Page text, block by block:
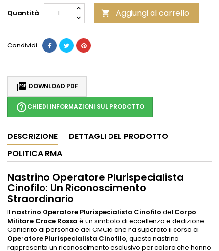
Quantità  Aggiungi al carrello
Condividi
 DOWNLOAD PDF
help_outlineCHIEDI INFORMAZIONI SUL PRODOTTO
DESCRIZIONE
DETTAGLI DEL PRODOTTO
POLITICA RMA
Nastrino Operatore Plurispecialista
Cinofilo: Un Riconoscimento
Straordinario
Il nastrino Operatore Plurispecialista Cinofilo del Corpo
Militare Croce Rossa è un simbolo di eccellenza e dedizione.
Conferito al personale del CMCRI che ha superato il corso di
Operatore Plurispecialista Cinofilo, questo nastrino
rappresenta un riconoscimento esclusivo per coloro che hanno